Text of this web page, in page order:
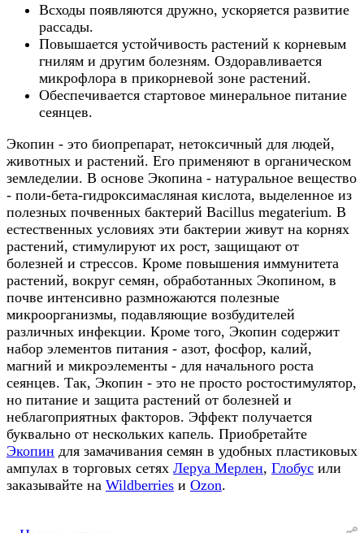
Всходы появляются дружно, ускоряется развитие
рассады.
Повышается устойчивость растений к корневым
гнилям и другим болезням. Оздоравливается
микрофлора в прикорневой зоне растений.
Обеспечивается стартовое минеральное питание
сеянцев.
Экопин - это биопрепарат, нетоксичный для людей,
животных и растений. Его применяют в органическом
земледелии. В основе Экопина - натуральное вещество
- поли-бета-гидроксимасляная кислота, выделенное из
полезных почвенных бактерий Bacillus megaterium. В
естественных условиях эти бактерии живут на корнях
растений, стимулируют их рост, защищают от
болезней и стрессов. Кроме повышения иммунитета
растений, вокруг семян, обработанных Экопином, в
почве интенсивно размножаются полезные
микроорганизмы, подавляющие возбудителей
различных инфекции. Кроме того, Экопин содержит
набор элементов питания - азот, фосфор, калий,
магний и микроэлементы - для начального роста
сеянцев. Так, Экопин - это не просто ростостимулятор,
но питание и защита растений от болезней и
неблагоприятных факторов. Эффект получается
буквально от нескольких капель. Приобретайте
Экопин для замачивания семян в удобных пластиковых
ампулах в торговых сетях Леруа Мерлен, Глобус или
заказывайте на Wildberries и Ozon.